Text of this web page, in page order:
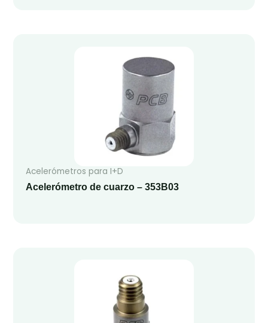
Acelerómetros para I+D
Acelerómetro de cuarzo – 353B03